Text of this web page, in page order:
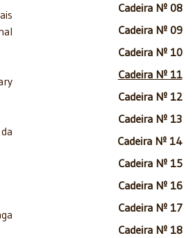
Cadeira Nº 08
Cadeira Nº 09
Cadeira Nº 10
Cadeira Nº 11
Cadeira Nº 12
Cadeira Nº 13
Cadeira Nº 14
Cadeira Nº 15
Cadeira Nº 16
Cadeira Nº 17
Cadeira Nº 18